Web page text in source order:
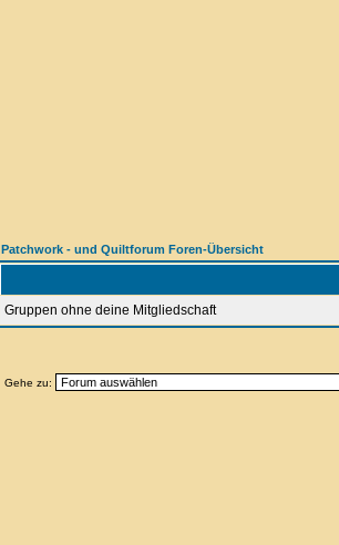
Patchwork - und Quiltforum Foren-Übersicht
Gruppen ohne deine Mitgliedschaft
Gehe zu: